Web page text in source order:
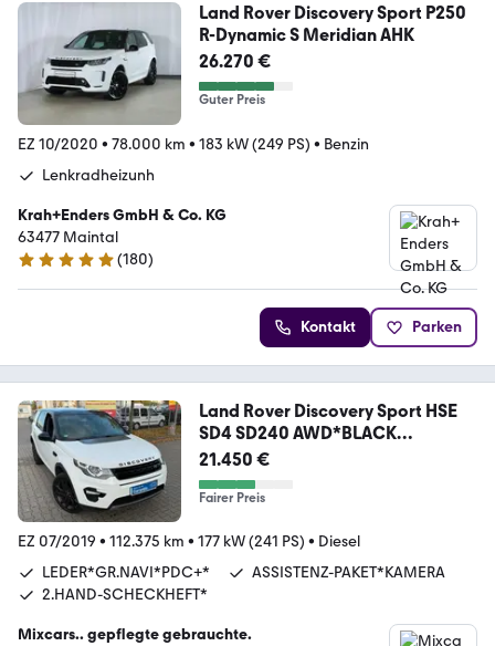
Land Rover Discovery Sport P250
R-Dynamic S Meridian AHK
26.270 €
Guter Preis
EZ 10/2020 • 78.000 km • 183 kW (249 PS) • Benzin
Lenkradheizunh
Krah+Enders GmbH & Co. KG
63477 Maintal
4.9 Sterne
(180)
Kontakt Parken
Land Rover Discovery Sport HSE
SD4 SD240 AWD*BLACK
EDITION*
21.450 €
Fairer Preis
EZ 07/2019 • 112.375 km • 177 kW (241 PS) • Diesel
LEDER*GR.NAVI*PDC+*
ASSISTENZ-PAKET*KAMERA
2.HAND-SCHECKHEFT*
Mixcars.. gepflegte gebrauchte.